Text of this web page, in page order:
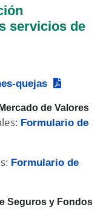
servicios de
quejas
de Valores
Formulario de
Formulario de
Seguros y Fondos